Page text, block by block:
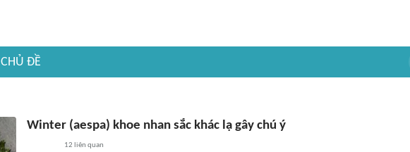
CHỦ ĐỀ
Winter (aespa) khoe nhan sắc khác lạ gây chú ý
12 liên quan